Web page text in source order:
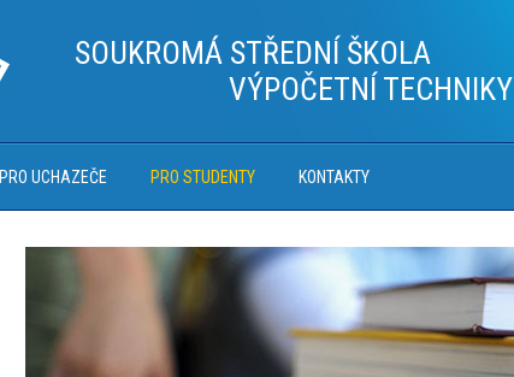
SOUKROMÁ STŘEDNÍ ŠKOLA
VÝPOČETNÍ TECHNIKY
PRO UCHAZEČE PRO STUDENTY KONTAKTY